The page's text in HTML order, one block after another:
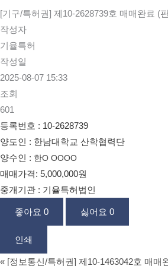
[기구/특허권] 제10-2628739호 매매완료 (
작성자
기율특허
작성일
2025-08-07 15:33
조회
601
등록번호 : 10-2628739
양도인 : 한남대학교 산학협력단
양수인 : 한O OOOO
매매가격: 5,000,000원
중개기관 : 기율특허법인
좋아요 0 싫어요 0
인쇄
« [정보통신/특허권] 제10-1463042호 매매